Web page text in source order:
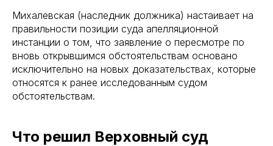
Михалевская (наследник должника) настаивает на
правильности позиции суда апелляционной
инстанции о том, что заявление о пересмотре по
вновь открывшимся обстоятельствам основано
исключительно на новых доказательствах, которые
относятся к ранее исследованным судом
обстоятельствам.
Что решил Верховный суд